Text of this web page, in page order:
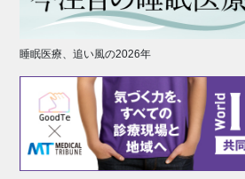
睡眠医療、追い風の2026年